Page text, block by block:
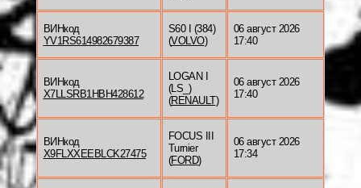
ВИНкод
YV1RS614982679387
S60 I (384)
(VOLVO)
06 август 2026
17:40
ВИНкод
X7LLSRB1HBH428612
LOGAN I
(LS_)
(RENAULT)
06 август 2026
17:40
ВИНкод
X9FLXXEEBLCK27475
FOCUS III
Turnier
(FORD)
06 август 2026
17:34